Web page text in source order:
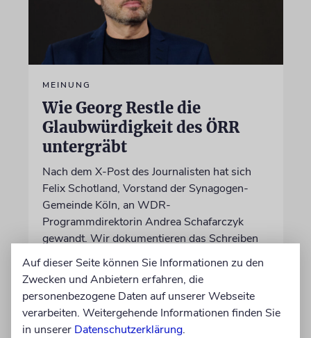
MEINUNG
Wie Georg Restle die
Glaubwürdigkeit des ÖRR
untergräbt
Nach dem X-Post des Journalisten hat sich
Felix Schotland, Vorstand der Synagogen-
Gemeinde Köln, an WDR-
Programmdirektorin Andrea Schafarczyk
gewandt. Wir dokumentieren das Schreiben
im Wortlaut
von Felix Schotland
07.08.2026
Auf dieser Seite können Sie Informationen zu den
Zwecken und Anbietern erfahren, die
personenbezogene Daten auf unserer Webseite
verarbeiten. Weitergehende Informationen finden Sie
in unserer Datenschutzerklärung.